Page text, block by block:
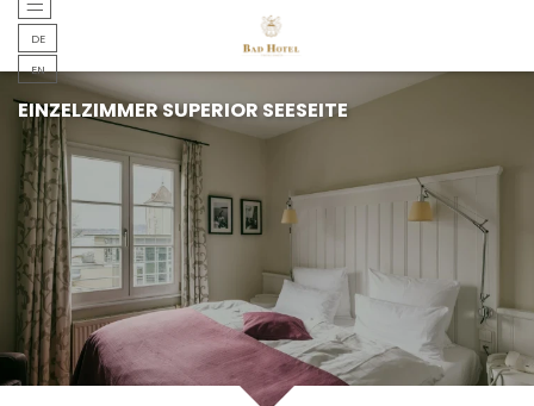
DEDEUTSCH
ENDEUTSCH
EINZELZIMMER SUPERIOR SEESEITE